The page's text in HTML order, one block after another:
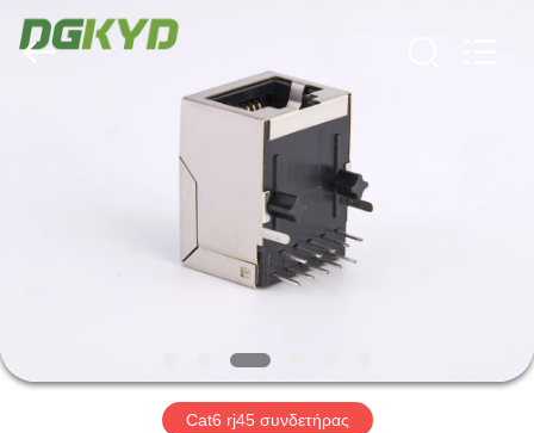
ΕΜΦΆΝΙΣΗ
ΠΕΡΊΠΟΥ
Electronic
Technology
Co.,ltd.
Cat6 rj45 συνδετήρας